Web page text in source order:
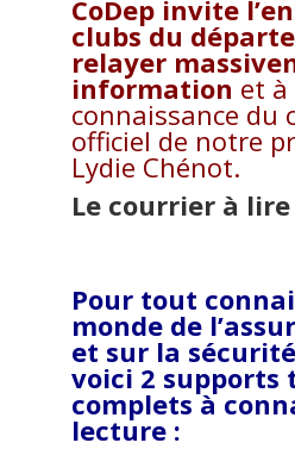
CoDep invite
clubs du
relayer
information et à
connaissance du
officiel de notre
Lydie Chénot.
Le courrier à lire
Pour tout
monde de
et sur la
voici 2 supports
complets à
lecture :